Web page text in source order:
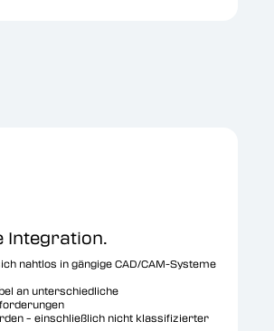
Integration.
nahtlos in gängige CAD/CAM-Systeme
an unterschiedliche
– einschließlich nicht klassifizierter